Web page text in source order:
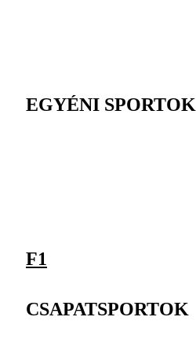
EGYÉNI SPORTOK
F1
CSAPATSPORTOK